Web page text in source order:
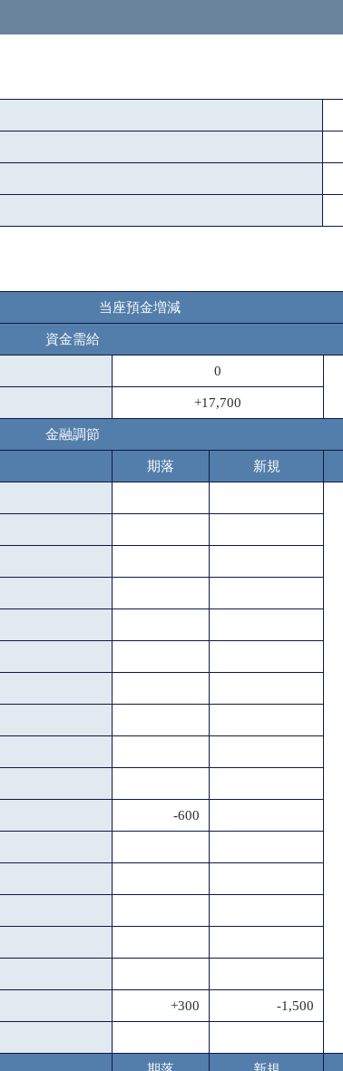
当座預金増減
資金需給
0
+17,700
金融調節
期落 新規
-600
+300 -1,500